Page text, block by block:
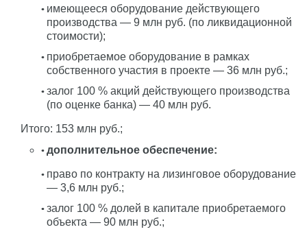
имеющееся оборудование действующего
производства — 9 млн руб. (по ликвидационной
стоимости);
приобретаемое оборудование в рамках
собственного участия в проекте — 36 млн руб.;
залог 100 % акций действующего производства
(по оценке банка) — 40 млн руб.
Итого: 153 млн руб.;
дополнительное обеспечение:
право по контракту на лизинговое оборудование
— 3,6 млн руб.;
залог 100 % долей в капитале приобретаемого
объекта — 90 млн руб.;